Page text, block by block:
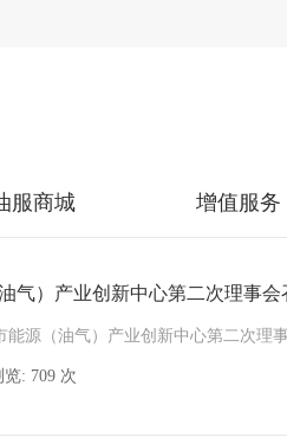
服商城 增值服务
气）产业创新中心第二次理事会
览: 709次